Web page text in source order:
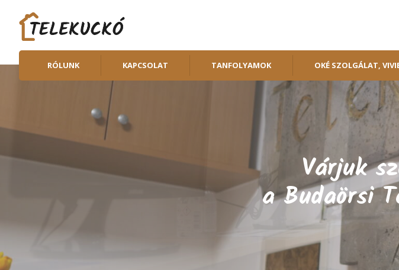
RÓLUNK KAPCSOLAT TANFOLYAMOK OKÉ SZOLGÁLAT,
Várjuk
a Budaörsi